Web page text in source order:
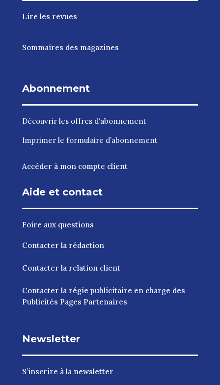
Lire les revues
Sommaires des magazines
Abonnement
Découvrir les offres d‘abonnement
Imprimer le formulaire d’abonnement
Accéder à mon compte client
Aide et contact
Foire aux questions
Contacter la rédaction
Contacter la relation client
Contacter la régie publicitaire en charge des
Publicités Pages Partenaires
Newsletter
S’inscrire à la newsletter